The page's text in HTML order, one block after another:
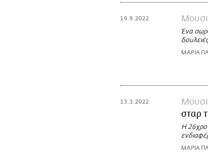
19.9.2022
Ένα
ΜΑΡΙΑ
13.3.2022
σταρ
Η
ΜΑΡΙΑ